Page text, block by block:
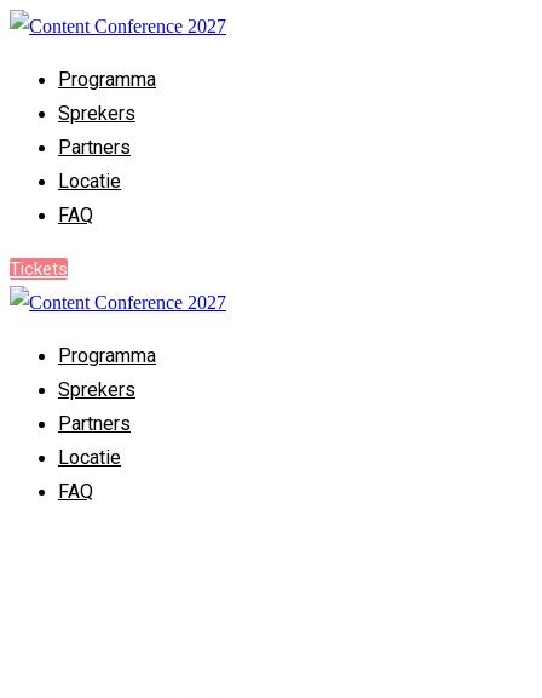
Programma
Sprekers
Partners
Locatie
FAQ
Tickets
Programma
Sprekers
Partners
Locatie
FAQ